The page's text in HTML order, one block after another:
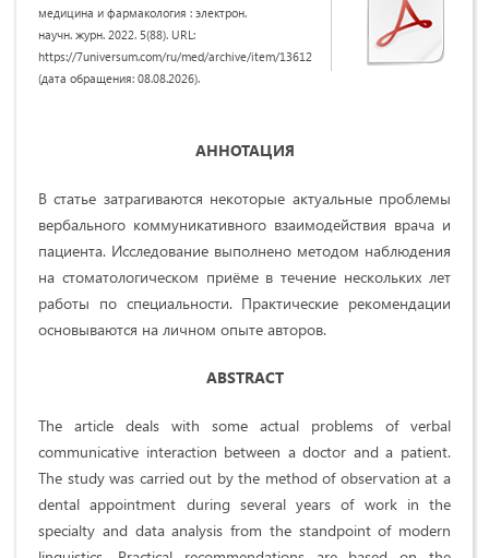
медицина и фармакология : электрон.
научн. журн. 2022. 5(88). URL:
https://7universum.com/ru/med/archive/item/13612
(дата обращения: 08.08.2026).
АННОТАЦИЯ
В статье затрагиваются некоторые актуальные проблемы
вербального коммуникативного взаимодействия врача и
пациента. Исследование выполнено методом наблюдения
на стоматологическом приёме в течение нескольких лет
работы по специальности. Практические рекомендации
основываются на личном опыте авторов.
ABSTRACT
The article deals with some actual problems of verbal
communicative interaction between a doctor and a patient.
The study was carried out by the method of observation at a
dental appointment during several years of work in the
specialty and data analysis from the standpoint of modern